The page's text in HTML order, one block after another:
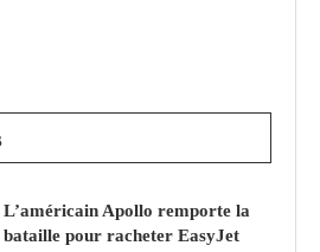
L’américain Apollo remporte la
bataille pour racheter EasyJet